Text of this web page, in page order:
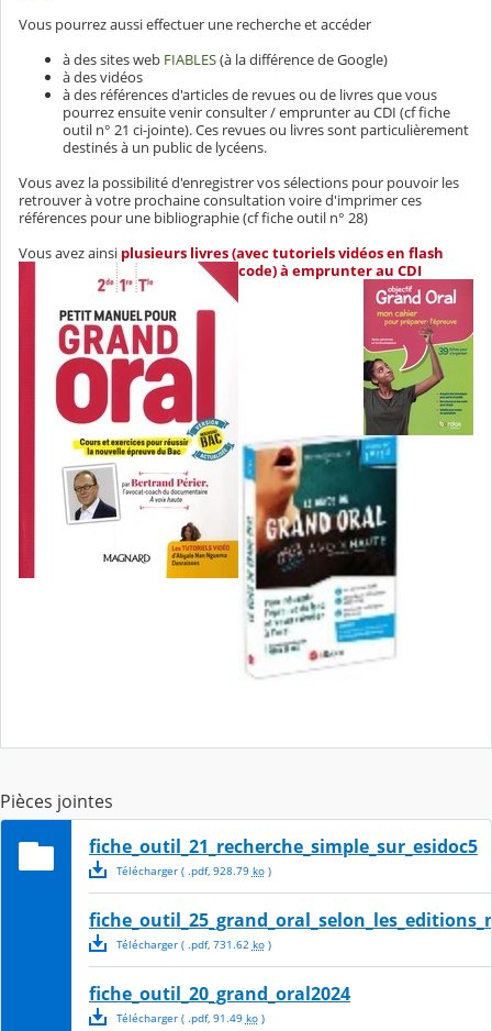
Vous pourrez aussi effectuer une recherche et accéder
à des sites web FIABLES(à la différence de Google)
à des vidéos
à des références d'articles de revues ou de livres que vous
pourrez ensuite venir consulter / emprunter au CDI (cf fiche
outil n° 21 ci-jointe). Ces revues ou livres sont particulièrement
destinés à un public de lycéens.
Vous avez la possibilité d'enregistrer vos sélections pour pouvoir les
retrouver à votre prochaine consultation voire d'imprimer ces
références pour une bibliographie (cf fiche outil n° 28)
Vous avez ainsi plusieurs livres (avec tutoriels vidéos en flash
code) à emprunter au CDI
Pièces jointes
fiche_outil_21_recherche_simple_sur_esidoc5
Télécharger( .pdf, 928.79 ko)
Télécharger( .pdf, 731.62 ko)
fiche_outil_20_grand_oral2024
Télécharger( .pdf, 91.49 ko)